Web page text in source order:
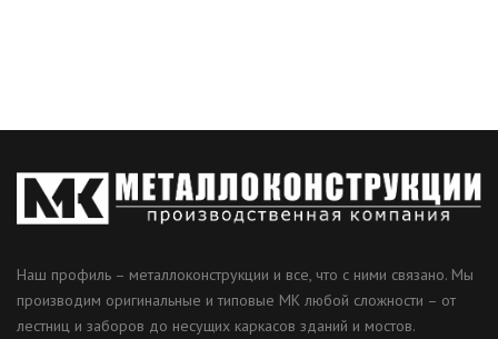
Наш профиль – металлоконструкции и все, что с ними связано. Мы
производим оригинальные и типовые МК любой сложности – от
лестниц и заборов до несущих каркасов зданий и мостов.